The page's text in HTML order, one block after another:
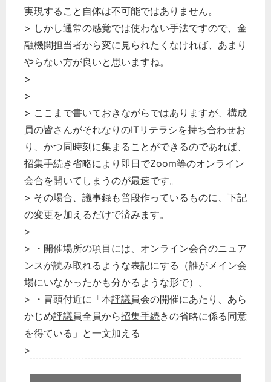
実現すること自体は不可能ではありません。
> しかし通常の感覚では使わない手法ですので、金
融機関担当者から変に見られたくなければ、あまり
やらない方が良いと思いますね。
>
>
> ここまで書いておきながらではありますが、構成
員の皆さんがそれなりのITリテラシを持ち合わせお
り、かつ同時刻に集まることができるのであれば、
招集手続き省略により即日でZoom等のオンライン
会合を開いてしまうのが最速です。
> その場合、議事録も普段作っているものに、下記
の変更を加えるだけで済みます。
>
> ・開催場所の項目には、オンライン会合のニュア
ンスが読み取れるような表記にする（誰がメイン会
場にいなかったかも分かるような形で）。
> ・冒頭付近に「本評議員会の開催にあたり、あら
かじめ評議員全員から招集手続きの省略に係る同意
を得ている」と一文加える
>